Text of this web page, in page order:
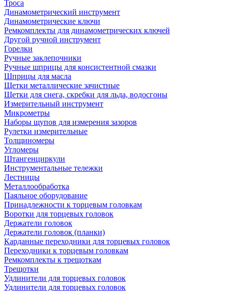
Троса
Динамометрический инструмент
Динамометрические ключи
Ремкомплекты для динамометрических ключей
Другой ручной инструмент
Горелки
Ручные заклепочники
Ручные шприцы для консистентной смазки
Шприцы для масла
Щетки металлические зачистные
Щетки для снега, скребки для льда, водосгоны
Измерительный инструмент
Микрометры
Наборы щупов для измерения зазоров
Рулетки измерительные
Толщиномеры
Угломеры
Штангенциркули
Инструментальные тележки
Лестницы
Металлообработка
Паяльное оборудование
Принадлежности к торцевым головкам
Воротки для торцевых головок
Держатели головок
Держатели головок (планки)
Карданные переходники для торцевых головок
Переходники к торцевым головкам
Ремкомплекты к трещоткам
Трещотки
Удлинители для торцевых головок
Удлинители для торцевых головок